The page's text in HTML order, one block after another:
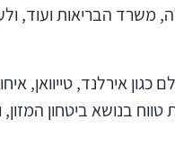
הבריאות ועוד,
אירלנד, טייוואן,
טווח בנושא ביטחון